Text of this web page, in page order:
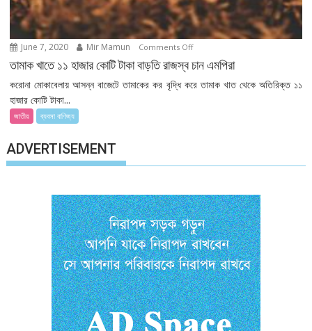
June 7, 2020 Mir Mamun Comments Offon
তামাক
রাজস্ব
এমপিরা
তামাক খাতে ১১ হাজার কোটি টাকা বাড়তি রাজস্ব চান এমপিরা
করোনা মোকাবেলায় আসন্ন বাজেটে তামাকের কর বৃদ্ধি করে তামাক খাত থেকে অতিরিক্ত ১১
হাজার কোটি টাকা...
জাতীয় ব্যবসা বাণিজ্য
ADVERTISEMENT